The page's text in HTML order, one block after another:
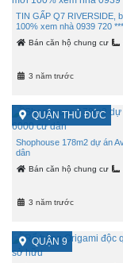
TIN GẤP Q7 RIVERSIDE,
100% xem nhà 0939 720 ***
Bán căn hộ chung cư
3 năm trước
QUẬN THỦ ĐỨC
Shophouse 178m2 dự án
dân
Bán căn hộ chung cư
3 năm trước
QUẬN 9